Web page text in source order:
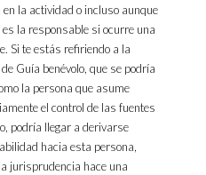
la actividad o incluso aunque
es la responsable si ocurre una
Si te estás refiriendo a la
Guía benévolo, que se podría
la persona que asume
el control de las fuentes
podría llegar a derivarse
hacia esta persona,
jurisprudencia hace una